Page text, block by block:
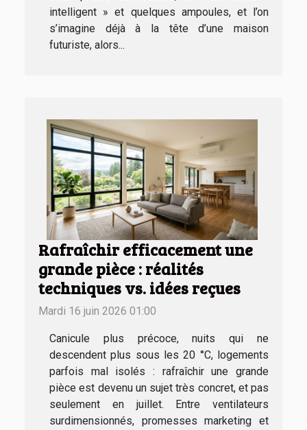
intelligent » et quelques ampoules, et l’on
s’imagine déjà à la tête d’une maison
futuriste, alors...
Rafraîchir efficacement une
grande pièce : réalités
techniques vs. idées reçues
Mardi 16 juin 2026 01:00
Canicule plus précoce, nuits qui ne
descendent plus sous les 20 °C, logements
parfois mal isolés : rafraîchir une grande
pièce est devenu un sujet très concret, et pas
seulement en juillet. Entre ventilateurs
surdimensionnés, promesses marketing et